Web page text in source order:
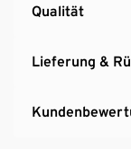
Qualität
Lieferung &